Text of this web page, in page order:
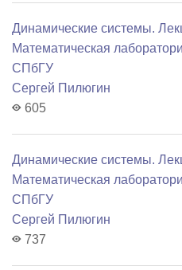
Динамические системы.
Математичеcкая
СПбГУ
Сергей Пилюгин
605
Динамические системы.
Математичеcкая
СПбГУ
Сергей Пилюгин
737